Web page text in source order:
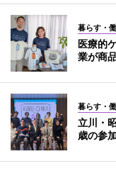
暮らす・
医療的
業が商
暮らす・
立川・
歳の参